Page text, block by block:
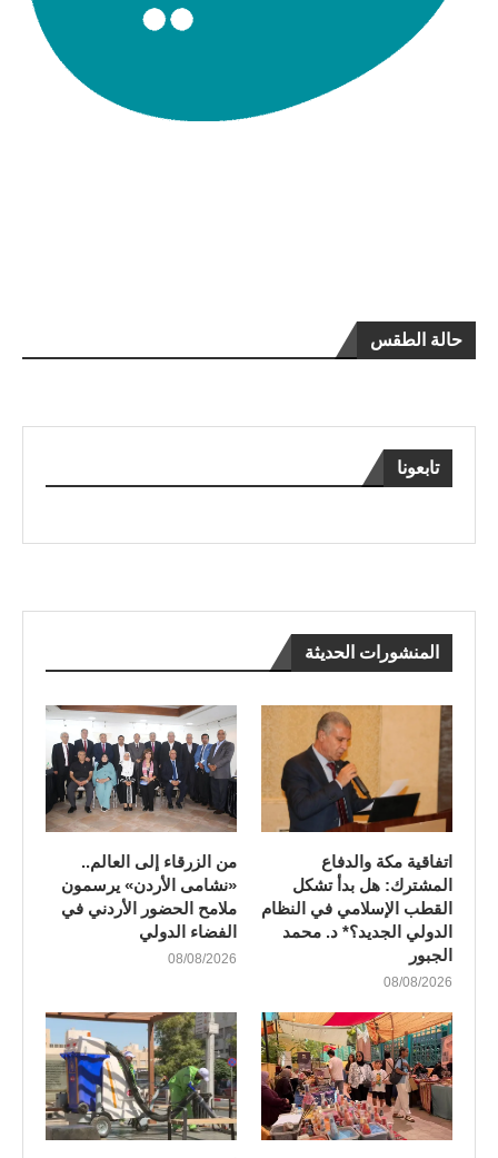
حالة الطقس
تابعونا
المنشورات الحديثة
اتفاقية مكة والدفاع
المشترك: هل بدأ تشكل
القطب الإسلامي في النظام
الدولي الجديد؟* د. محمد
الجبور
08/08/2026
من الزرقاء إلى العالم..
«نشامى الأردن» يرسمون
ملامح الحضور الأردني في
الفضاء الدولي
08/08/2026